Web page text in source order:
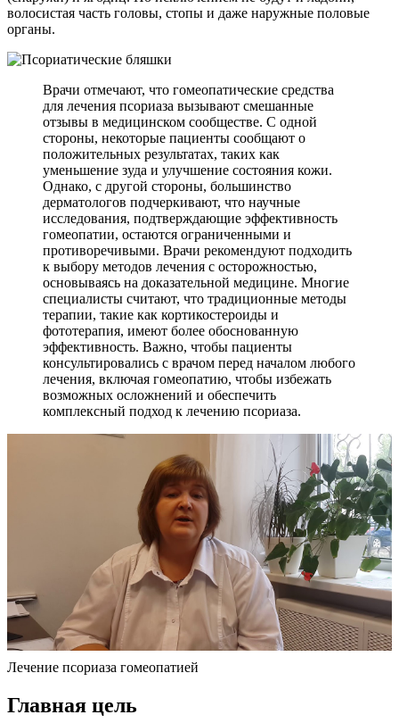
волосистая часть головы, стопы и даже наружные половые
органы.
Врачи отмечают, что гомеопатические средства
для лечения псориаза вызывают смешанные
отзывы в медицинском сообществе. С одной
стороны, некоторые пациенты сообщают о
положительных результатах, таких как
уменьшение зуда и улучшение состояния кожи.
Однако, с другой стороны, большинство
дерматологов подчеркивают, что научные
исследования, подтверждающие эффективность
гомеопатии, остаются ограниченными и
противоречивыми. Врачи рекомендуют подходить
к выбору методов лечения с осторожностью,
основываясь на доказательной медицине. Многие
специалисты считают, что традиционные методы
терапии, такие как кортикостероиды и
фототерапия, имеют более обоснованную
эффективность. Важно, чтобы пациенты
консультировались с врачом перед началом любого
лечения, включая гомеопатию, чтобы избежать
возможных осложнений и обеспечить
комплексный подход к лечению псориаза.
Лечение псориаза гомеопатией
Главная цель